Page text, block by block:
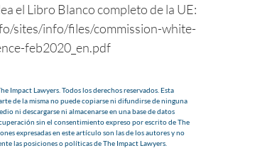
el Libro Blanco completo de la UE:
sites/info/files/commission-white-
feb2020_en.pdf
Impact Lawyers. Todos los derechos reservados. Esta
de la misma no puede copiarse ni difundirse de ninguna
ni descargarse ni almacenarse en una base de datos
sin el consentimiento expreso por escrito de The
expresadas en este artículo son las de los autores y no
las posiciones o políticas de The Impact Lawyers.